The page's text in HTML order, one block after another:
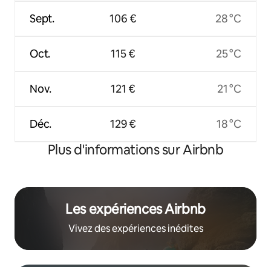
Sept.
Oct.
Nov.
Déc.
106 €
115 €
121 €
129 €
28 °C
25 °C
21 °C
18 °C
Plus d'informations sur Airbnb
Les expériences Airbnb
Vivez des expériences inédites